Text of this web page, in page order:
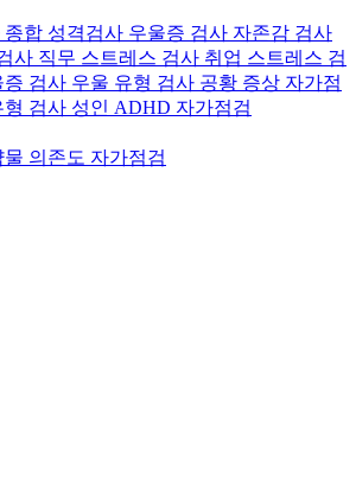
종합 성격검사 우울증 검사 자존감 검사
사 직무 스트레스 검사 취업 스트레스 검
증 검사 우울 유형 검사 공황 증상 자가점
형 검사 성인 ADHD 자가점검
물 의존도 자가점검